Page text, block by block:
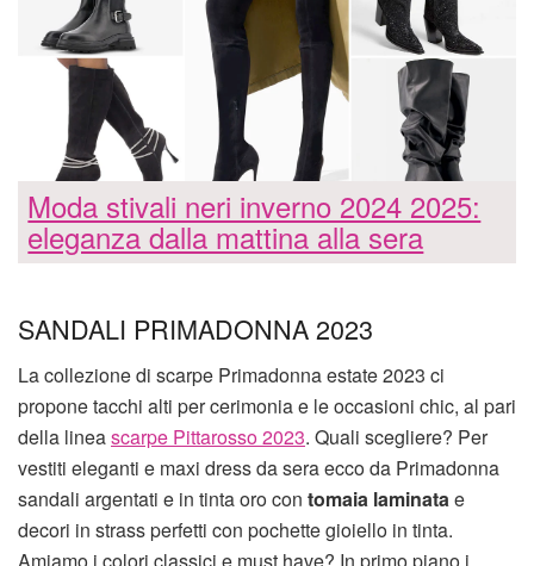
Moda stivali neri inverno 2024 2025:
eleganza dalla mattina alla sera
SANDALI PRIMADONNA 2023
La collezione di scarpe Primadonna estate 2023 ci
propone tacchi alti per cerimonia e le occasioni chic, al pari
della lineascarpe Pittarosso 2023. Quali scegliere? Per
vestiti eleganti e maxi dress da sera ecco da Primadonna
sandali argentati e in tinta oro con tomaia laminata e
decori in strass perfetti con pochette gioiello in tinta.
Amiamo i colori classici e must have? In primo piano i